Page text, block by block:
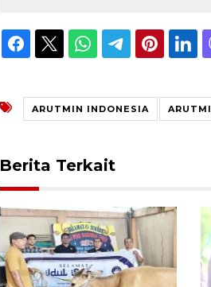
ARUTMIN INDONESIA
Berita Terkait